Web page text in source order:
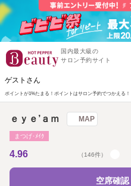
国内最大級の
サロン予約サイト
ゲストさん
ポイントが1%たまる！ ポイントはサロン予約でつかえる！
ｅｙｅ’ａｍ MAP
まつげ･ﾒｲｸ
4.96 （146件）
空席確